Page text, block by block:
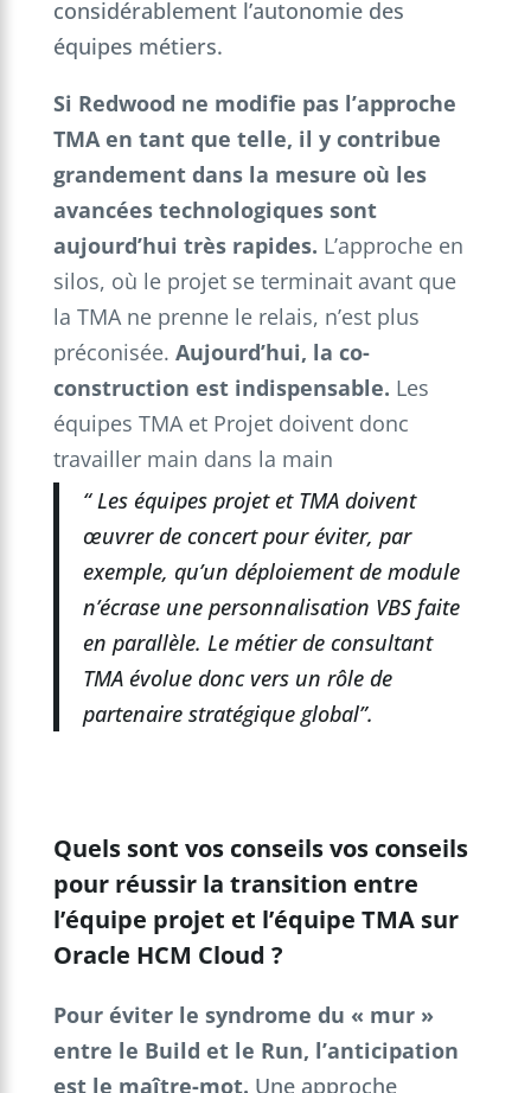
considérablement l’autonomie des
équipes métiers.
Si Redwood ne modifie pas l’approche
TMA en tant que telle, il y contribue
grandement dans la mesure où les
avancées technologiques sont
aujourd’hui très rapides. L’approche en
silos, où le projet se terminait avant que
la TMA ne prenne le relais, n’est plus
préconisée. Aujourd’hui, la co-
construction est indispensable. Les
équipes TMA et Projet doivent donc
travailler main dans la main
“ Les équipes projet et TMA doivent
œuvrer de concert pour éviter, par
exemple, qu’un déploiement de module
n’écrase une personnalisation VBS faite
en parallèle. Le métier de consultant
TMA évolue donc vers un rôle de
partenaire stratégique global”.
Quels sont vos conseils vos conseils
pour réussir la transition entre
l’équipe projet et l’équipe TMA sur
Oracle HCM Cloud ?
Pour éviter le syndrome du « mur »
entre le Build et le Run, l’anticipation
est le maître-mot. Une approche